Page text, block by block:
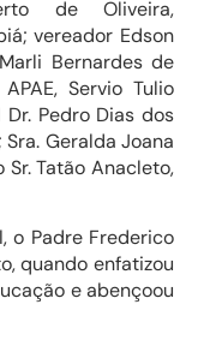
de Oliveira,
vereador Edson
Bernardes de
Servio Tulio
Pedro Dias dos
Sra. Geralda Joana
Sr. Tatão Anacleto,
Frederico
quando enfatizou
e abençoou